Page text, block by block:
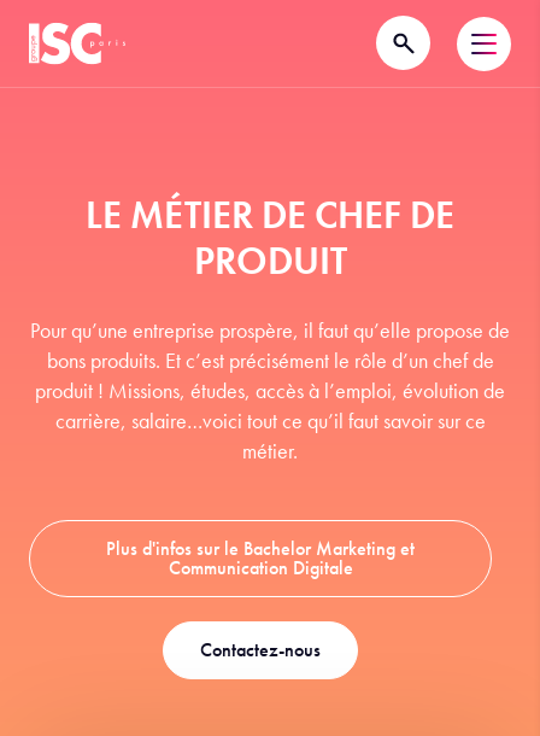
LE MÉTIER DE CHEF DE
PRODUIT
Pour qu’une entreprise prospère, il faut qu’elle propose de
bons produits. Et c’est précisément le rôle d’un chef de
produit ! Missions, études, accès à l’emploi, évolution de
carrière, salaire…voici tout ce qu’il faut savoir sur ce
métier.
Plus d'infos sur le Bachelor Marketing et
Communication Digitale
Contactez-nous